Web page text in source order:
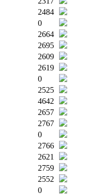
2484
0
2664
2695
2609
2619
0
2525
4642
2657
2767
0
2766
2621
2759
2552
0